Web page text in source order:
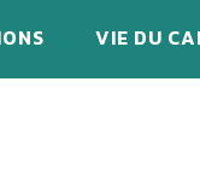
VIE DU